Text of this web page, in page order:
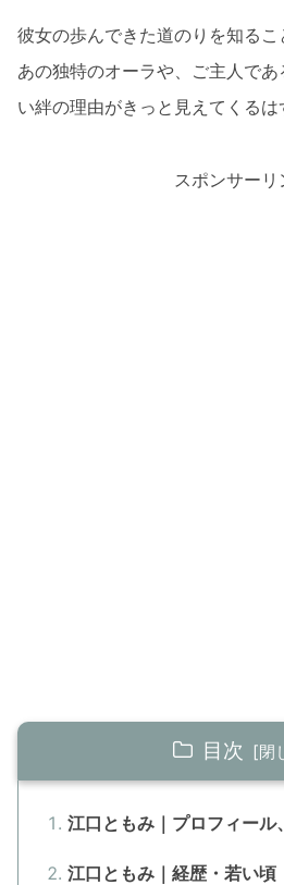
彼女の歩んできた道のりを知る
あの独特のオーラや、ご主人で
い絆の理由がきっと見えてくるは
スポンサーリ
目次
江口ともみ｜プロフィール
江口ともみ｜経歴・若い頃